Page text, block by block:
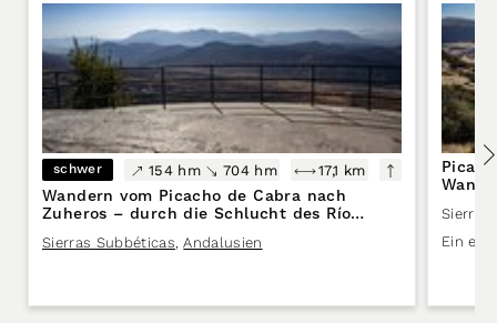
schwer 154 hm 704 hm 17,1 km
Wandern vom Picacho de Cabra nach
Zuheros – durch die Schlucht des Río
Bailón in den Sierras Subbéticas
Sierras Subbéticas, Andalusien
Sierras
Ein